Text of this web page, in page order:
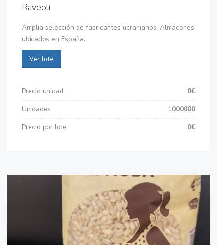
Raveoli
Amplia selección de fabricantes ucranianos. Almacenes
ubicados en España.
Ver lote
Precio unidad
0€
Unidades
1000000
Precio por lote
0€